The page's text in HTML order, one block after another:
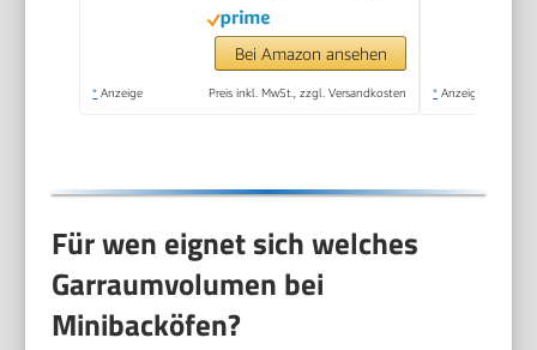
zuschaltbare Umluft |
abnehmbare
Grillplatte | 60
Bei Amazon ansehen
* Anzeige Preis inkl. MwSt., zzgl. Versandkosten * Anzeige
Für wen eignet sich welches
Garraumvolumen bei
Minibacköfen?